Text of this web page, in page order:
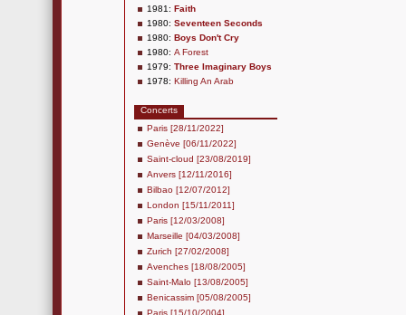
1981: Faith
1980: Seventeen Seconds
1980: Boys Don't Cry
1980: A Forest
1979: Three Imaginary Boys
1978: Killing An Arab
Concerts
Paris [28/11/2022]
Genève [06/11/2022]
Saint-cloud [23/08/2019]
Anvers [12/11/2016]
Bilbao [12/07/2012]
London [15/11/2011]
Paris [12/03/2008]
Marseille [04/03/2008]
Zurich [27/02/2008]
Avenches [18/08/2005]
Saint-Malo [13/08/2005]
Benicassim [05/08/2005]
Paris [15/10/2004]